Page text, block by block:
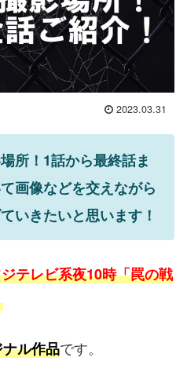
2023.03.31
所！1話から最終話ま
画像などを交えながら
いきたいと思います！
テレビ系夜10時「罠の戦
ル作品です。